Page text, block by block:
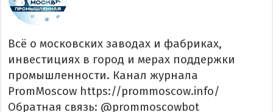
Всё о московских заводах и фабриках,
инвестициях в город и мерах поддержки
промышленности. Канал журнала
PromMoscow https://prommoscow.info/
Обратная связь: @prommoscowbot